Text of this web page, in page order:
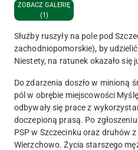
ZOBACZ GALERIĘ
(1)
Służby ruszyły na pole pod
zachodniopomorskie), by
Niestety, na ratunek okazało się
Do zdarzenia doszło w minioną
pól w obrębie miejscowości
odbywały się prace z
doczepioną prasą. Po
PSP w Szczecinku oraz druhów
Wierzchowo. Życia starszego